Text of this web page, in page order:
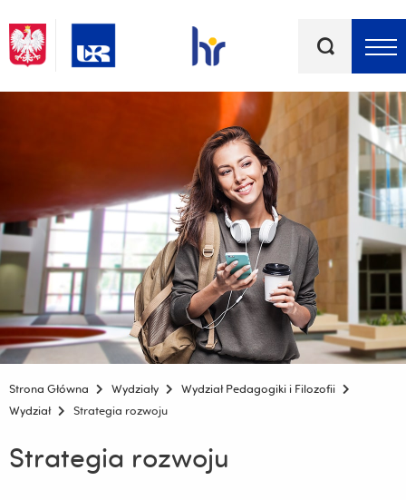
kluczowe
Strona Główna Wydziały
Wydział Pedagogiki i Filozofii
Wydział
Strategia rozwoju
Strategia rozwoju